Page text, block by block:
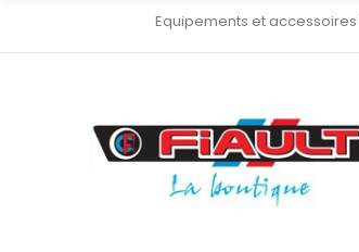
Equipements et